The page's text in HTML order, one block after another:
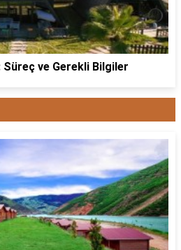
Süreç ve Gerekli Bilgiler